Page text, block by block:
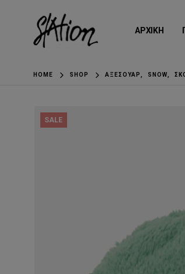
ΑΡΧΙΚΗ
HOME SHOP ΑΞΕΣΟΥΆΡ SNOW
SALE